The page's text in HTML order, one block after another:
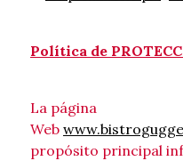
Política de
La página
Web
propósito principal